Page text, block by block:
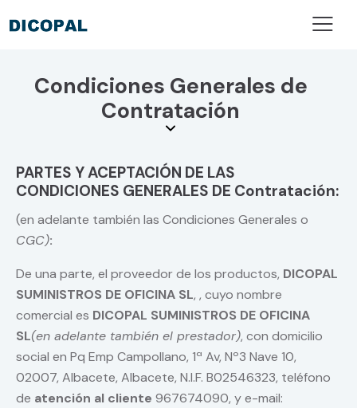
Condiciones Generales de
Contratación
PARTES Y ACEPTACIÓN DE LAS
CONDICIONES GENERALES DE Contratación:
(en adelante también las Condiciones Generales o
CGC):
De una parte, el proveedor de los productos, DICOPAL
SUMINISTROS DE OFICINA SL, , cuyo nombre
comercial es DICOPAL SUMINISTROS DE OFICINA
SL(en adelante también el prestador), con domicilio
social en Pq Emp Campollano, 1ª Av, Nº3 Nave 10,
02007, Albacete, Albacete, N.I.F. B02546323, teléfono
de atención al cliente 967674090, y e-mail: